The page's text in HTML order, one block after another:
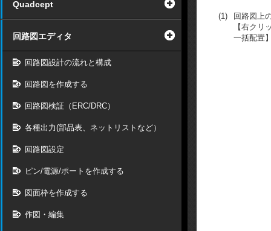
Quadcept
回路図エディタ
回路図設計の流れと構成
回路図を作成する
回路図検証（ERC/DRC）
各種出力(部品表、ネットリストなど）
回路図設定
ピン/電源/ポートを作成する
図面枠を作成する
作図・編集
(1)
回路図上
【右ク
一括配置